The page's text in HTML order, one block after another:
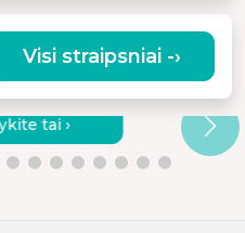
Visi straipsniai -›
KOKYBIŠKĄ
tai ›